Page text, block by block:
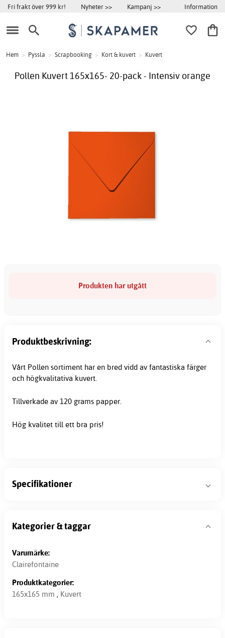
Fri frakt över 999 kr! Nyheter >> Kampanj >> Information
Hem > Pyssla > Scrapbooking > Kort & kuvert > Kuvert
Pollen Kuvert 165x165- 20-pack - Intensiv orange
Produkten har utgått
Produktbeskrivning:
Vårt Pollen sortiment har en bred vidd av fantastiska färger
och högkvalitativa kuvert.
Tillverkade av 120 grams papper.
Hög kvalitet till ett bra pris!
Specifikationer
Kategorier & taggar
Varumärke:
Clairefontaine
Produktkategorier:
165x165 mm , Kuvert